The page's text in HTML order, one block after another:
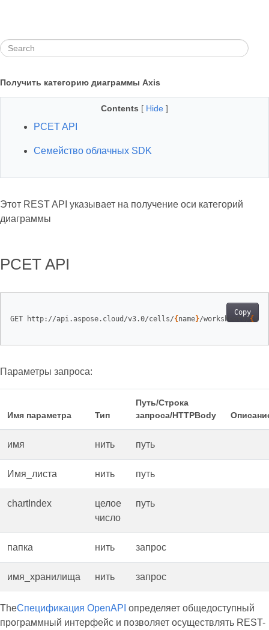
Получить категорию диаграммы Axis
Contents [ Hide ]
РСЕT API
Семейство облачных SDK
Этот REST API указывает на получение оси категорий
диаграммы
РСЕT API
Copy
GET http://api.aspose.cloud/v3.0/cells/{ name}/worksheets/ {
Параметры запроса:
Имя параметра Тип
Путь/Строка
запроса/HTTPBody
имя нить путь
Имя_листа нить путь
chartIndex
целое
число
путь
папка нить запрос
имя_хранилища нить запрос
TheСпецификация OpenAPI определяет общедоступный
программный интерфейс и позволяет осуществлять REST-